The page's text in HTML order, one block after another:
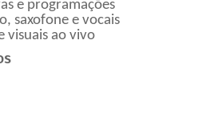
e programações
saxofone e vocais
visuais ao vivo